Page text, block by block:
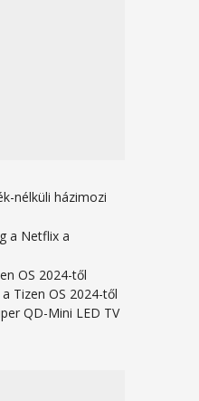
nélküli házimozi
a Netflix a
OS 2024-től
Tizen OS 2024-től
QD-Mini LED TV